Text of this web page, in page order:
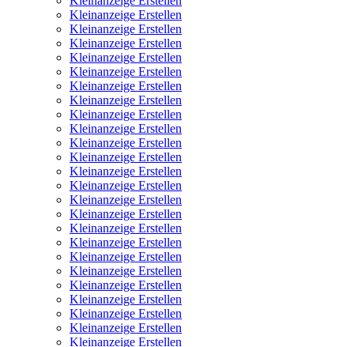
Kleinanzeige Erstellen
Kleinanzeige Erstellen
Kleinanzeige Erstellen
Kleinanzeige Erstellen
Kleinanzeige Erstellen
Kleinanzeige Erstellen
Kleinanzeige Erstellen
Kleinanzeige Erstellen
Kleinanzeige Erstellen
Kleinanzeige Erstellen
Kleinanzeige Erstellen
Kleinanzeige Erstellen
Kleinanzeige Erstellen
Kleinanzeige Erstellen
Kleinanzeige Erstellen
Kleinanzeige Erstellen
Kleinanzeige Erstellen
Kleinanzeige Erstellen
Kleinanzeige Erstellen
Kleinanzeige Erstellen
Kleinanzeige Erstellen
Kleinanzeige Erstellen
Kleinanzeige Erstellen
Kleinanzeige Erstellen